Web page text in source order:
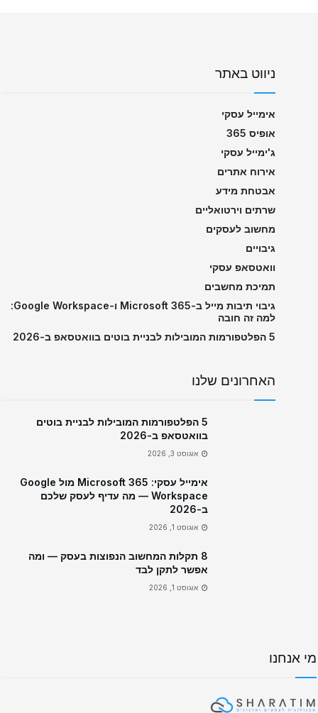
ניווט באתר
אימייל עסקי
אופיס 365
ג'ימייל עסקי
אירוח אתרים
אבטחת מידע
שרתים וירטואליים
מחשוב לעסקים
גיבויים
וואטסאפ עסקי
תמיכת מחשבים
גיבוי תיבות מייל ב-Microsoft 365 ו-Google Workspace:
למה זה חובה
5 הפלטפורמות המובילות לבניית בוטים בוואטסאפ ב-2026
האחרונים שלנו
5 הפלטפורמות המובילות לבניית בוטים
בוואטסאפ ב-2026
אוגוסט 3, 2026
אימייל עסקי: Microsoft 365 מול Google
Workspace — מה עדיף לעסק שלכם
ב-2026
אוגוסט 1, 2026
8 תקלות המחשוב הנפוצות בעסק — ומה
אפשר לתקן לבד
אוגוסט 1, 2026
מי אנחנו